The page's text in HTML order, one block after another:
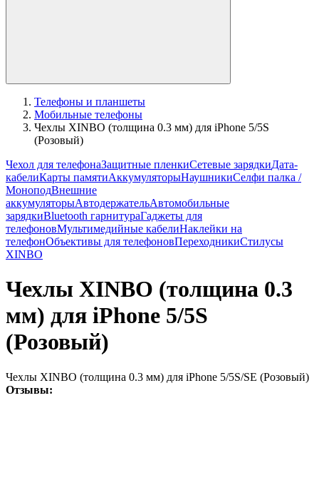
Телефоны и планшеты
Мобильные телефоны
Чехлы XINBO (толщина 0.3 мм) для iPhone 5/5S
(Розовый)
Чехол для телефонаЗащитные пленкиСетевые зарядкиДата-
кабелиКарты памятиАккумуляторыНаушникиСелфи палка /
МоноподВнешние
аккумуляторыАвтодержательАвтомобильные
зарядкиBluetooth гарнитураГаджеты для
телефоновМультимедийные кабелиНаклейки на
телефонОбъективы для телефоновПереходникиСтилусы
XINBO
Чехлы XINBO (толщина 0.3
мм) для iPhone 5/5S
(Розовый)
Чехлы XINBO (толщина 0.3 мм) для iPhone 5/5S/SE (Розовый)
Отзывы: